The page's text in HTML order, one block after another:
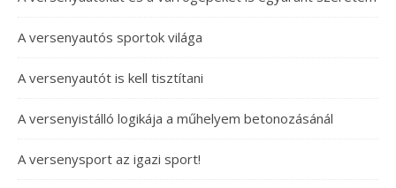
A versenyautós sportok világa
A versenyautót is kell tisztítani
A versenyistálló logikája a műhelyem betonozásánál
A versenysport az igazi sport!